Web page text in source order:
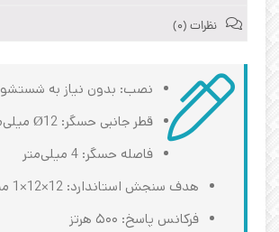
نظرات (0)
نصب: بدون نیاز به شستشو
قطر جانبی حسگر: Ø12 میلی‌متر
فاصله حسگر: 4 میلی‌متر
هدف سنجش استاندارد: 12×12×1 میلی‌متر (آهن)
فرکانس پاسخ: ۵۰۰ هرتز